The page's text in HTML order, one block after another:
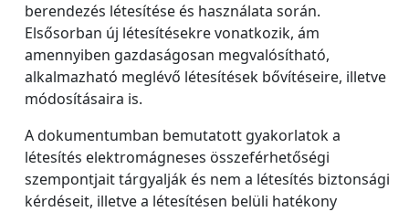
berendezés létesítése és használata során.
Elsősorban új létesítésekre vonatkozik, ám
amennyiben gazdaságosan megvalósítható,
alkalmazható meglévő létesítések bővítéseire, illetve
módosításaira is.
A dokumentumban bemutatott gyakorlatok a
létesítés elektromágneses összeférhetőségi
szempontjait tárgyalják és nem a létesítés biztonsági
kérdéseit, illetve a létesítésen belüli hatékony